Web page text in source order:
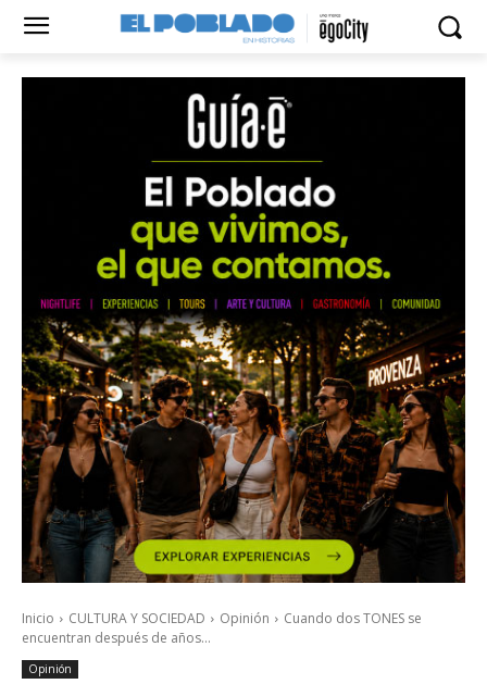
Inicio CULTURA Y SOCIEDAD Opinión
Cuando dos TONES se
encuentran después de años…
Opinión